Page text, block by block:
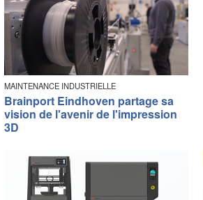
MAINTENANCE INDUSTRIELLE
Brainport Eindhoven partage sa
vision de l'avenir de l'impression
3D